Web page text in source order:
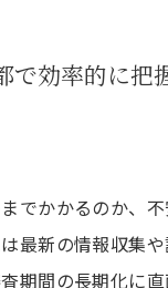
で効率的に把
でかかるのか、
最新の情報収集
期間の長期化に